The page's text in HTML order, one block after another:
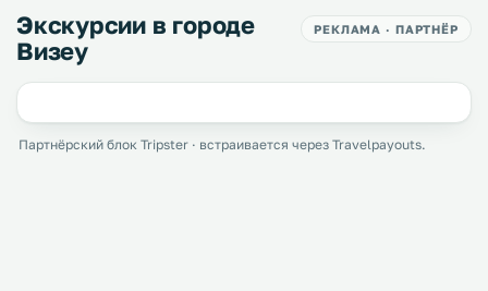
Экскурсии в городе
Визеу
РЕКЛАМА · ПАРТНЁР
Партнёрский блок Tripster · встраивается через Travelpayouts.